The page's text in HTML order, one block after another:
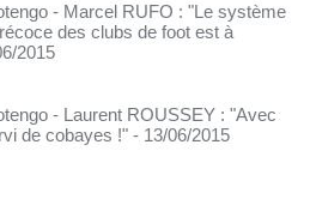
- Marcel RUFO : "Le système
des clubs de foot est à
2015
- Laurent ROUSSEY : "Avec
de cobayes !" - 13/06/2015